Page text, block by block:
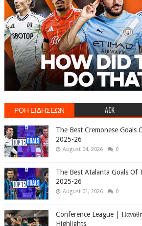
ΡΟΗ ΕΙΔΗΣΕΩΝ AEK
The Best Cremonese Goals
2025-26
August 04, 2026 0
The Best Atalanta Goals Of
2025-26
August 01, 2026 0
Conference League |
Highlights